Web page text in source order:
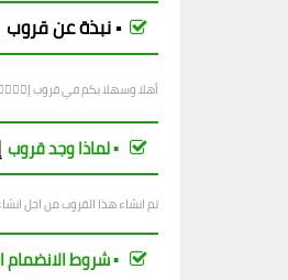
▪︎ نبذة عن
أهلا وسهلا بكم في
▪︎ لماذا وجد قروب
تم انشاء هذا القروب من اجل
▪︎ شروط الانضمام